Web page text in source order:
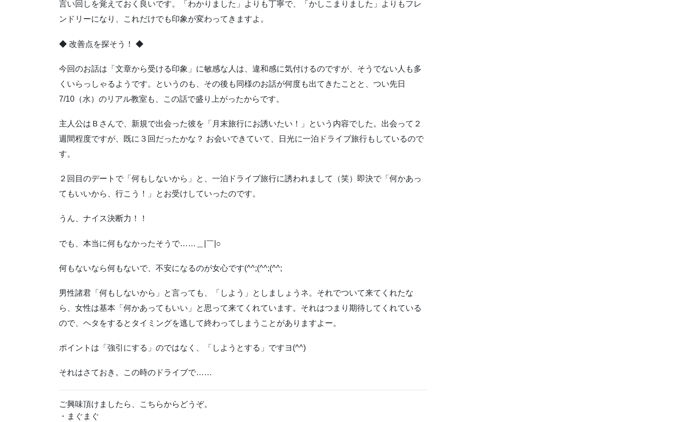
言い回しを覚えておく良いです。「わかりました」よりも丁寧で、「かしこまりました」よりもフレ
ンドリーになり、これだけでも印象が変わってきますよ。
◆ 改善点を探そう！ ◆
今回のお話は「文章から受ける印象」に敏感な人は、違和感に気付けるのですが、そうでない人も多
くいらっしゃるようです。というのも、その後も同様のお話が何度も出てきたことと、つい先日
7/10（水）のリアル教室も、この話で盛り上がったからです。
主人公はＢさんで、新規で出会った彼を「月末旅行にお誘いたい！」という内容でした。出会って２
週間程度ですが、既に３回だったかな？ お会いできていて、日光に一泊ドライブ旅行もしているので
す。
２回目のデートで「何もしないから」と、一泊ドライブ旅行に誘われまして（笑）即決で「何かあっ
てもいいから、行こう！」とお受けしていったのです。
うん、ナイス決断力！！
でも、本当に何もなかったそうで……＿|￣|○
何もないなら何もないで、不安になるのが女心です(^^;(^^;(^^;
男性諸君「何もしないから」と言っても、「しよう」としましょうネ。それでついて来てくれたな
ら、女性は基本「何かあってもいい」と思って来てくれています。それはつまり期待してくれている
ので、ヘタをするとタイミングを逃して終わってしまうことがありますよー。
ポイントは「強引にする」のではなく、「しようとする」ですヨ(^^)
それはさておき。この時のドライブで……
ご興味頂けましたら、こちらからどうぞ。
・まぐまぐ